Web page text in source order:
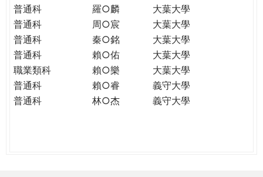
普通科
羅○麟
大葉大學
普通科
周○宸
大葉大學
普通科
秦○銘
大葉大學
普通科
賴○佑
大葉大學
職業類科
賴○樂
大葉大學
普通科
賴○睿
義守大學
普通科
林○杰 義守大學